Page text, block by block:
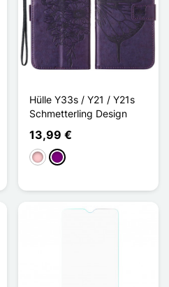
Hülle Y33s / Y21 / Y21s
Schmetterling Design
13,99 €
PinkViolett